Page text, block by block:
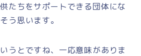
たちをサポートできる団体にな
う思います。
うとですね、一応意味がありま